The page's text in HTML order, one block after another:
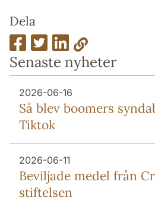
Dela
Senaste nyheter
2026-06-16
Så blev boomers
Tiktok
2026-06-11
Beviljade medel från
stiftelsen